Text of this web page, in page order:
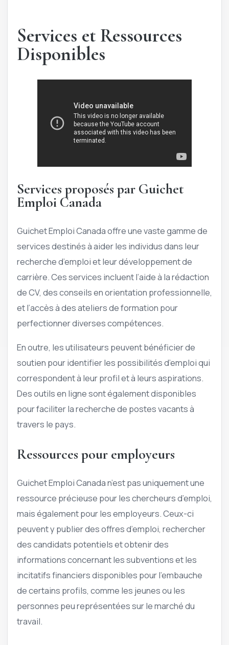
Services et Ressources
Disponibles
Services proposés par Guichet
Emploi Canada
Guichet Emploi Canada offre une vaste gamme de
services destinés à aider les individus dans leur
recherche d’emploi et leur développement de
carrière. Ces services incluent l’aide à la rédaction
de CV, des conseils en orientation professionnelle,
et l’accès à des ateliers de formation pour
perfectionner diverses compétences.
En outre, les utilisateurs peuvent bénéficier de
soutien pour identifier les possibilités d’emploi qui
correspondent à leur profil et à leurs aspirations.
Des outils en ligne sont également disponibles
pour faciliter la recherche de postes vacants à
travers le pays.
Ressources pour employeurs
Guichet Emploi Canada n’est pas uniquement une
ressource précieuse pour les chercheurs d’emploi,
mais également pour les employeurs. Ceux-ci
peuvent y publier des offres d’emploi, rechercher
des candidats potentiels et obtenir des
informations concernant les subventions et les
incitatifs financiers disponibles pour l’embauche
de certains profils, comme les jeunes ou les
personnes peu représentées sur le marché du
travail.